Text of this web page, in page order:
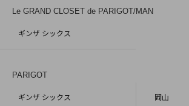
Le GRAND CLOSET de PARIGOT/MAN
ギンザ シックス
PARIGOT
ギンザ シックス 岡山